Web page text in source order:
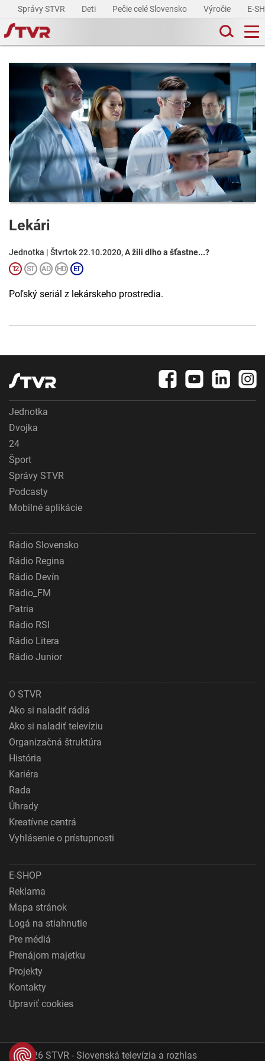
Správy STVR Deti Pečie celé Slovensko Výročie E-
Lekári
Jednotka | Štvrtok 22.10.2020,A žili dlho a šťastne...?
Poľský seriál z lekárskeho prostredia.
Jednotka
Dvojka
24
Šport
Správy STVR
Podcasty
Mobilné aplikácie
Rádio Slovensko
Rádio Regina
Rádio Devín
Rádio_FM
Patria
Rádio RSI
Rádio Litera
Rádio Junior
O STVR
Ako si naladiť rádiá
Ako si naladiť televíziu
Organizačná štruktúra
História
Kariéra
Rada
Úhrady
Kreatívne centrá
Vyhlásenie o prístupnosti
E-SHOP
Reklama
Mapa stránok
Logá na stiahnutie
Pre médiá
Prenájom majetku
Projekty
Kontakty
Upraviť cookies
© 2026 STVR - Slovenská televízia a rozhlas